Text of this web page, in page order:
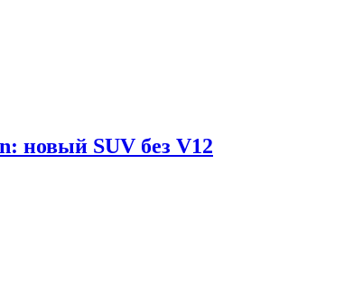
новый SUV без V12